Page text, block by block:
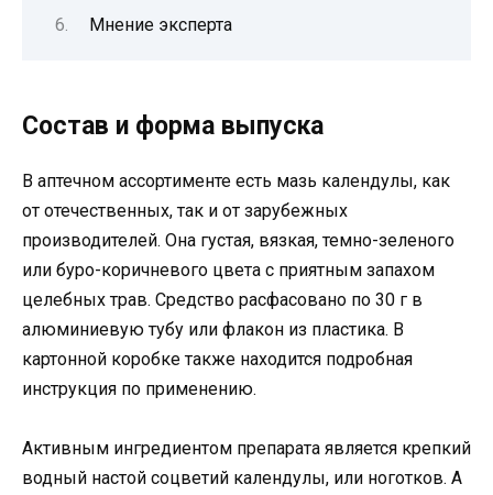
Мнение эксперта
Состав и форма выпуска
В аптечном ассортименте есть мазь календулы, как
от отечественных, так и от зарубежных
производителей. Она густая, вязкая, темно-зеленого
или буро-коричневого цвета с приятным запахом
целебных трав. Средство расфасовано по 30 г в
алюминиевую тубу или флакон из пластика. В
картонной коробке также находится подробная
инструкция по применению.
Активным ингредиентом препарата является крепкий
водный настой соцветий календулы, или ноготков. А